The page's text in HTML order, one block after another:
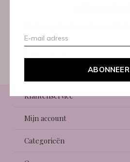
ABONNEER
Klantenservice
Mijn account
Categorieën